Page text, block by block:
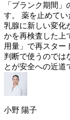
「ブランク期間
す。 薬を止めてい
乳腺に新しい変化
かを再検査した上
用量」で再スター
判断で使うのでは
とが安全への近道
小野 陽子